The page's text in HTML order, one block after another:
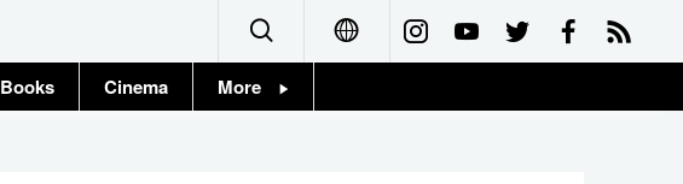
Books Cinema More